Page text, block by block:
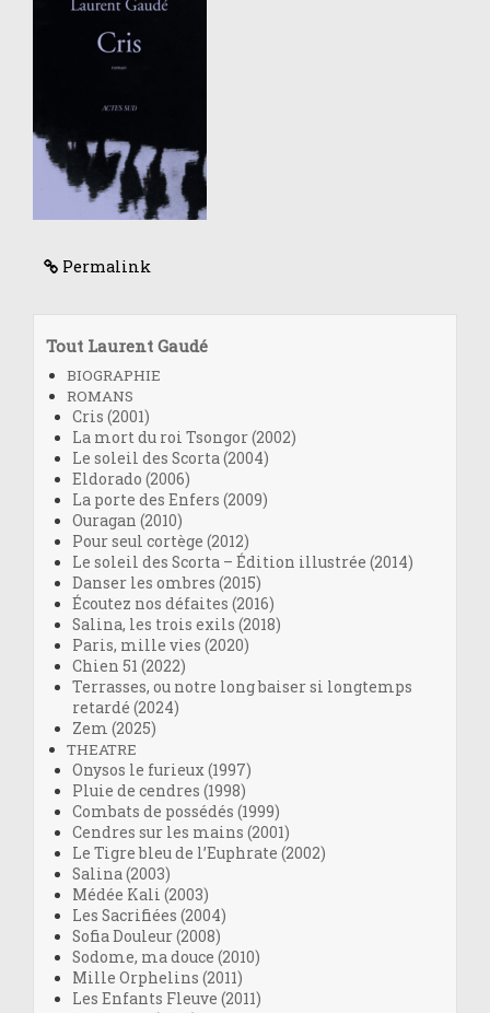
Permalink
Tout Laurent Gaudé
BIOGRAPHIE
ROMANS
Cris (2001)
La mort du roi Tsongor (2002)
Le soleil des Scorta (2004)
Eldorado (2006)
La porte des Enfers (2009)
Ouragan (2010)
Pour seul cortège (2012)
Le soleil des Scorta – Édition illustrée (2014)
Danser les ombres (2015)
Écoutez nos défaites (2016)
Salina, les trois exils (2018)
Paris, mille vies (2020)
Chien 51 (2022)
Terrasses, ou notre long baiser si longtemps
retardé (2024)
Zem (2025)
THEATRE
Onysos le furieux (1997)
Pluie de cendres (1998)
Combats de possédés (1999)
Cendres sur les mains (2001)
Le Tigre bleu de l’Euphrate (2002)
Salina (2003)
Médée Kali (2003)
Les Sacrifiées (2004)
Sofia Douleur (2008)
Sodome, ma douce (2010)
Mille Orphelins (2011)
Les Enfants Fleuve (2011)